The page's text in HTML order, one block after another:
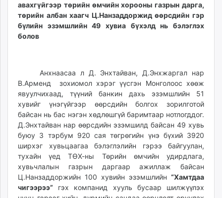
авахгүйгээр төрийн өмчийн хорооны газрын дарга,
төрийн албан хаагч Ц.Нанзаддоржид өөрсдийн гэр
бүлийн эзэмшлийн 49 хувиа бүхэлд нь бэлэглэх
болов
Анхнаасаа л Д. Энхтайван, Д.Энхжаргал нар
В.Арменд зохиомол хэрэг үүсгэн Монголоос хөөж
явуулчихаад, түүний банкин дахь эзэмшлийн 51
хувийг үнэгүйгээр өөрсдийн болгох зорилготой
байсан нь бас нэгэн хөдлөшгүй баримтаар нотлогддог.
Д.Энхтайван нар өөрсдийн эзэмшилд байсан 49 хувь
буюу 3 тэрбум 920 сая төгрөгийн үнэ бүхий 3920
ширхэг хувьцаагаа бэлэглэлийн гэрээ байгуулан,
тухайн үед ТӨХ-ны Төрийн өмчийн удирдлага,
хувьчлалын газрын даргаар ажиллаж байсан
Ц.Нанзаддоржийн 100 хувийн эзэмшлийн “Хамтдаа
чигээрээ” гэх компанид хууль бусаар шилжүүлэх